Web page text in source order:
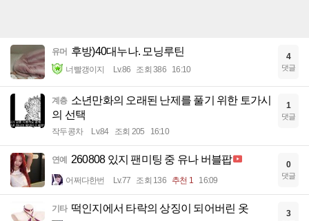
유머 후방)40대누나. 모닝루틴
너빨갱이지 Lv.86 조회 386 16:10
4
댓글
계층 소년만화의 오래된 난제를 풀기 위한 토가시
의 선택
작두콩차 Lv.84 조회 205 16:10
1
댓글
연예 260808 있지 팬미팅 중 유나 버블팝
어쩌다한번 Lv.77 조회 136 추천 1 16:09
0
댓글
기타 떡인지에서 타락의 상징이 되어버린 옷 3